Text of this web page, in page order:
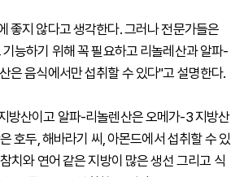
좋지 않다고 생각한다. 그러나 전문가들은
능하기 위해 꼭 필요하고 리놀레산과 알파-
은 음식에서만 섭취할 수 있다"고 설명한다.
방산이고 알파-리놀렌산은 오메가-3 지방산
호두, 해바라기 씨, 아몬드에서 섭취할 수 있
치와 연어 같은 지방이 많은 생선 그리고 식